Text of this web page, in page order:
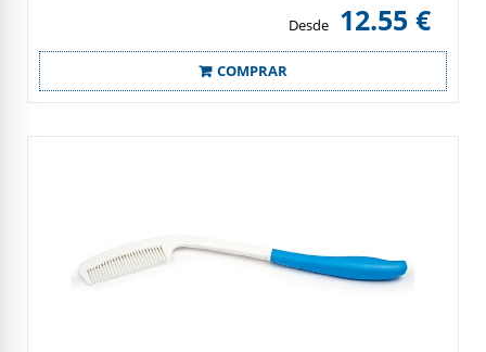
Desde 12.55 €
COMPRAR